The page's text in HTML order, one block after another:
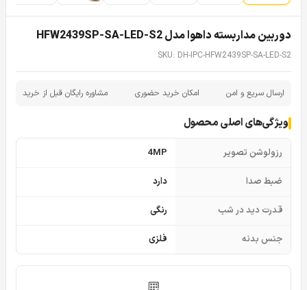
دوربین مداربسته داهوا مدل HFW2439SP-SA-LED-S2
SKU: DH-IPC-HFW2439SP-SA-LED-S2
ارسال سریع و امن امکان خرید حضوری مشاوره رایگان قبل از خرید
ویژگی‌های اصلی محصول
رزولوشن تصویر 4MP
ضبط صدا دارد
قدرت دید در شب رنگی
جنس بدنه فلزی